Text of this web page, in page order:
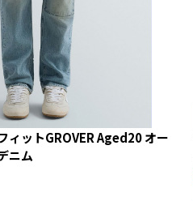
ィットGROVER Aged20 オー
ニム